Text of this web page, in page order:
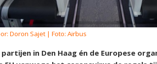
Doron Sajet | Foto: Airbus
partijen in Den Haag én de Europese